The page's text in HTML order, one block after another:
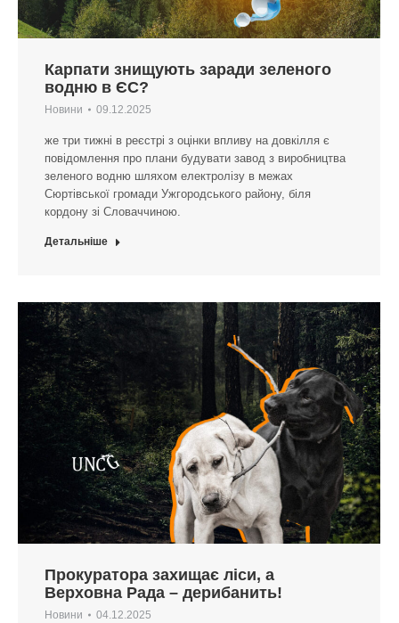
Карпати знищують заради зеленого
водню в ЄС?
Новини 09.12.2025
же три тижні в реєстрі з оцінки впливу на довкілля є
повідомлення про плани будувати завод з виробництва
зеленого водню шляхом електролізу в межах
Сюртівської громади Ужгородського району, біля
кордону зі Словаччиною.
Детальніше
Прокуратора захищає ліси, а
Верховна Рада – дерибанить!
Новини 04.12.2025